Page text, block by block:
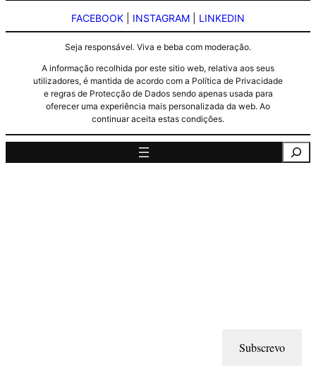
FACEBOOK INSTAGRAM LINKEDIN
Seja responsável. Viva e beba com moderação.
A informação recolhida por este sitio web, relativa aos seus
utilizadores, é mantida de acordo com a Política de Privacidade
e regras de Protecção de Dados sendo apenas usada para
oferecer uma experiência mais personalizada da web. Ao
continuar aceita estas condições.
Subscrevo